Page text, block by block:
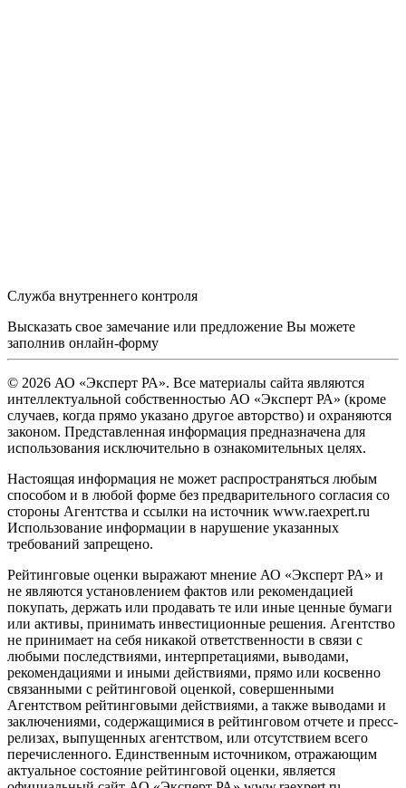
Служба внутреннего контроля
Высказать свое замечание или предложение Вы можете
заполнив онлайн-форму
© 2026 АО «Эксперт РА». Все материалы сайта являются
интеллектуальной собственностью АО «Эксперт РА» (кроме
случаев, когда прямо указано другое авторство) и охраняются
законом. Представленная информация предназначена для
использования исключительно в ознакомительных целях.
Настоящая информация не может распространяться любым
способом и в любой форме без предварительного согласия со
стороны Агентства и ссылки на источник www.raexpert.ru
Использование информации в нарушение указанных
требований запрещено.
Рейтинговые оценки выражают мнение АО «Эксперт РА» и
не являются установлением фактов или рекомендацией
покупать, держать или продавать те или иные ценные бумаги
или активы, принимать инвестиционные решения. Агентство
не принимает на себя никакой ответственности в связи с
любыми последствиями, интерпретациями, выводами,
рекомендациями и иными действиями, прямо или косвенно
связанными с рейтинговой оценкой, совершенными
Агентством рейтинговыми действиями, а также выводами и
заключениями, содержащимися в рейтинговом отчете и пресс-
релизах, выпущенных агентством, или отсутствием всего
перечисленного. Единственным источником, отражающим
актуальное состояние рейтинговой оценки, является